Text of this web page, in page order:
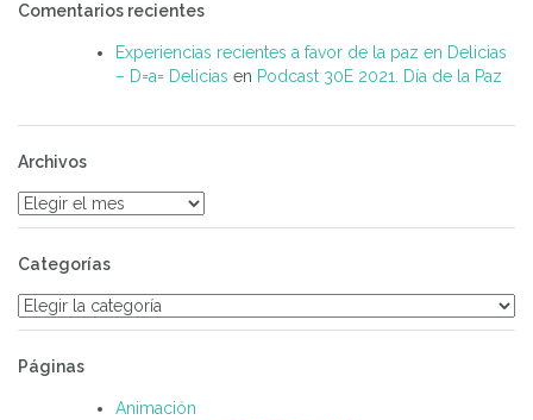
Comentarios recientes
Experiencias recientes a favor de la paz en Delicias
– D=a= Delicias en Podcast 30E 2021. Día de la Paz
Archivos
Archivos
Categorías
Categorías
Páginas
Animación